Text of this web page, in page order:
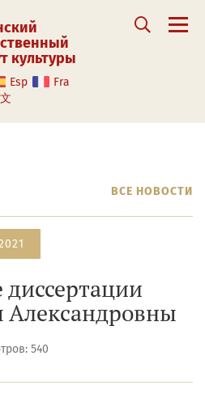
культуры
Esp
Fra
ВСЕ НОВОСТИ
540